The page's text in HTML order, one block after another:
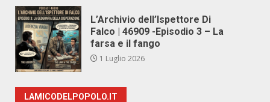
L’Archivio dell’Ispettore Di
Falco | 46909 -Episodio 3 – La
farsa e il fango
1 Luglio 2026
LAMICODELPOPOLO.IT